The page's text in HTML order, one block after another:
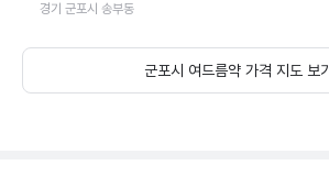
경기 군포시 송부동
군포시 여드름약 가격 지도 보기